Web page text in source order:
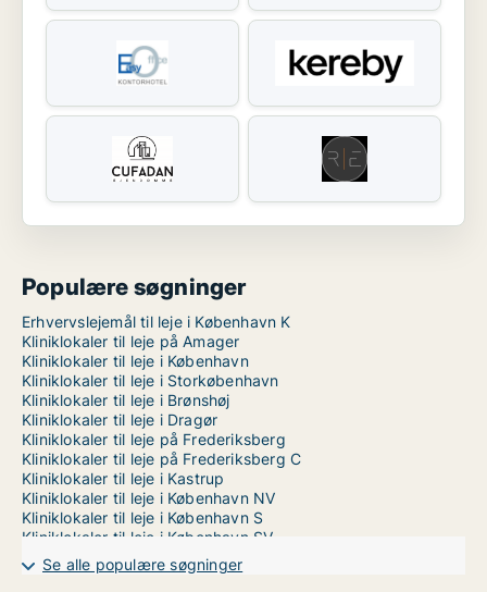
Populære søgninger
Erhvervslejemål til leje i København K
Kliniklokaler til leje på Amager
Kliniklokaler til leje i København
Kliniklokaler til leje i Storkøbenhavn
Kliniklokaler til leje i Brønshøj
Kliniklokaler til leje i Dragør
Kliniklokaler til leje på Frederiksberg
Kliniklokaler til leje på Frederiksberg C
Kliniklokaler til leje i Kastrup
Kliniklokaler til leje i København NV
Kliniklokaler til leje i København S
Kliniklokaler til leje i København SV
Kliniklokaler til leje i Nordhavn
Kliniklokaler til leje på Nørrebro
Se alle populære søgninger